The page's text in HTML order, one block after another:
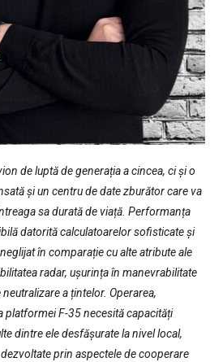
de luptă de generația a cincea, ci și o
și un centru de date zburător care va
sa durată de viață. Performanța
datorită calculatoarelor sofisticate și
în comparație cu alte atribute ale
radar, ușurința în manevrabilitate
a țintelor. Operarea,
platformei F-35 necesită capacități
dintre ele desfășurate la nivel local,
prin aspectele de cooperare